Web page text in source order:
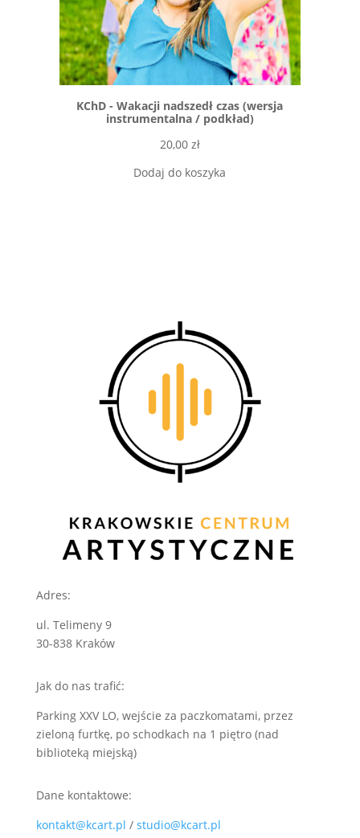
KChD - Wakacji nadszedł czas (wersja
instrumentalna / podkład)
20,00 zł
Dodaj do koszyka
Adres:
ul. Telimeny 9
30-838 Kraków
Jak do nas trafić:
Parking XXV LO, wejście za paczkomatami, przez
zieloną furtkę, po schodkach na 1 piętro (nad
biblioteką miejską)
Dane kontaktowe:
kontakt@kcart.pl / studio@kcart.pl